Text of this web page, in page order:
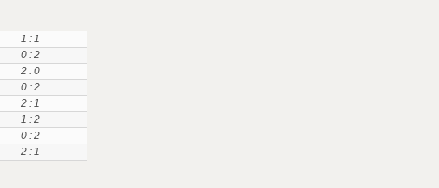
1 : 1
0 : 2
2 : 0
0 : 2
2 : 1
1 : 2
0 : 2
2 : 1